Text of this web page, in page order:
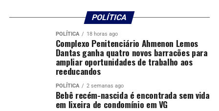
POLÍTICA
POLÍTICA 18 horas ago
Complexo Penitenciário Ahmenon Lemos
Dantas ganha quatro novos barracões para
ampliar oportunidades de trabalho aos
reeducandos
POLÍTICA 2 semanas ago
Bebê recém-nascida é encontrada sem vida
em lixeira de condomínio em VG